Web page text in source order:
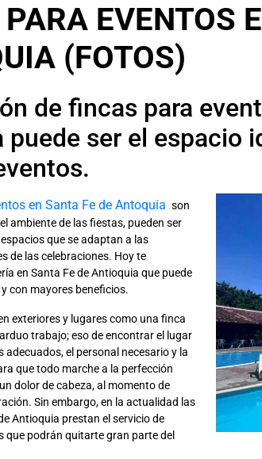
EVENTOS
(FOTOS)
de fincas para
ser el espacio
en Santa Fe de Antoquia son
ambiente de las fiestas, pueden ser
que se adaptan a las
de las celebraciones. Hoy te
en Santa Fe de Antioquia que puede
con mayores beneficios.
exteriores y lugares como una finca
trabajo; eso de encontrar el lugar
adecuados, el personal necesario y la
que todo marche a la perfección
dolor de cabeza, al momento de
Sin embargo, en la actualidad las
Antioquia prestan el servicio de
que podrán quitarte gran parte del